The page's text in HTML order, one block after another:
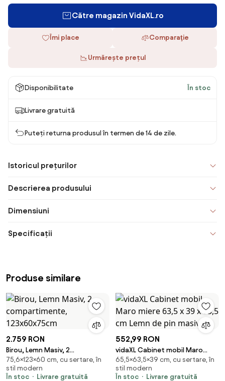
Către magazin VidaXL.ro
Îmi place Comparaţie
Urmărește prețul
Disponibilitate În stoc
Livrare gratuită
Puteți returna produsul în termen de 14 de zile.
Istoricul prețurilor
Descrierea produsului
Dimensiuni
Specificații
Produse similare
2.759 RON
Birou, Lemn Masiv, 2
compartimente, 123x60x75cm
75,6×123×60 cm, cu sertare, în
stil modern
În stoc
Livrare gratuită
552,99 RON
vidaXL Cabinet mobil Maro
miere 63,5 x 39 x 65,5 cm Lemn
de pin masiv
65,5×63,5×39 cm, cu sertare, în
stil modern
În stoc
Livrare gratuită